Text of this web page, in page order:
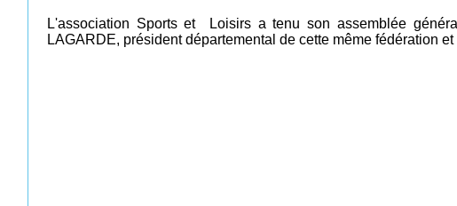
L'association Sports et Loisirs a tenu son assemblée
LAGARDE, président départemental de cette même fédération